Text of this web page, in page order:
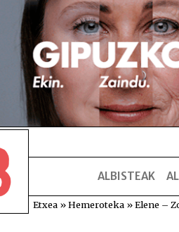
ALBISTEAK
Etxea »Hemeroteka »Elene –